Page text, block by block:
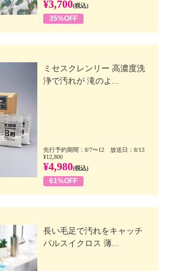
¥3,700(税込)
35%OFF
ミセスクレンリー 高濃度洗
浄で汚れが 滝のよ...
先行予約期間：8/7〜12 放送日：8/13
¥12,800
¥4,980(税込)
61%OFF
長い毛足で汚れをキャッチ
パルスイクロス 薄...